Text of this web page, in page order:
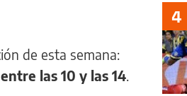
de esta semana:
las 10 y las 14
4